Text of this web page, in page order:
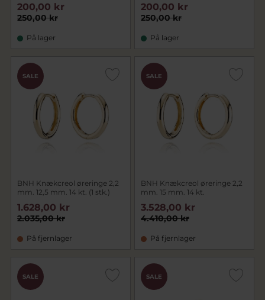
250,00 kr
200,00 kr
På lager
250,00 kr
200,00 kr
På lager
SALE
BNH Knækcreol øreringe 2,2
mm. 12,5 mm. 14 kt. (1 stk.)
2.035,00 kr
1.628,00 kr
På fjernlager
SALE
BNH Knækcreol øreringe 2,2
mm. 15 mm. 14 kt.
4.410,00 kr
3.528,00 kr
På fjernlager
SALE SALE